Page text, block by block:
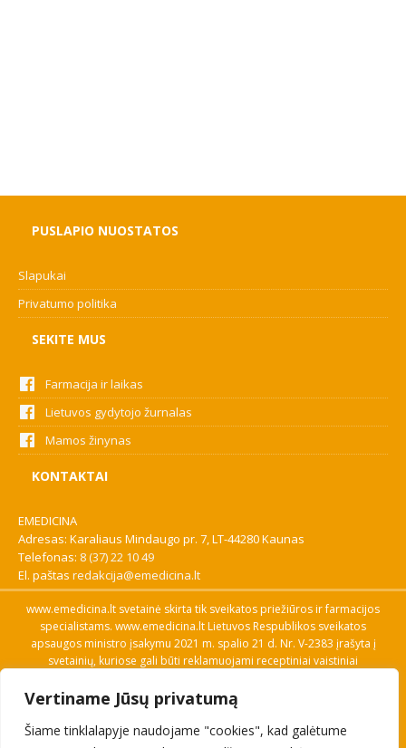
Vertiname Jūsų privatumą
Šiame tinklalapyje naudojame "cookies", kad galėtume
PUSLAPIO NUOSTATOS
Slapukai
Privatumo politika
SEKITE MUS
Farmacija ir laikas
Lietuvos gydytojo žurnalas
Mamos žinynas
KONTAKTAI
EMEDICINA
Adresas: Karaliaus Mindaugo pr. 7, LT-44280 Kaunas
Telefonas: 8 (37) 22 10 49
El. paštas redakcija@emedicina.lt
www.emedicina.lt svetainė skirta tik sveikatos priežiūros ir farmacijos
specialistams. www.emedicina.lt Lietuvos Respublikos sveikatos
apsaugos ministro įsakymu 2021 m. spalio 21 d. Nr. V-2383 įrašyta į
svetainių, kuriose gali būti reklamuojami receptiniai vaistiniai
savo profesinę kvalifikaciją. Naudingos nuorodos: Vaistų ir medicinos
pagalbos priemonių kainų paieška, VVKT tinklalapis, Sveikatos
priežiūros ar farmacijos specialisto pranešimo apie įtariamą